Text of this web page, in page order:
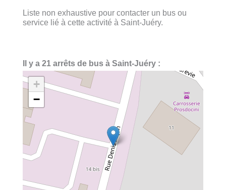
Liste non exhaustive pour contacter un bus ou
service lié à cette activité à Saint-Juéry.
Il y a 21 arrêts de bus à Saint-Juéry :
+
−